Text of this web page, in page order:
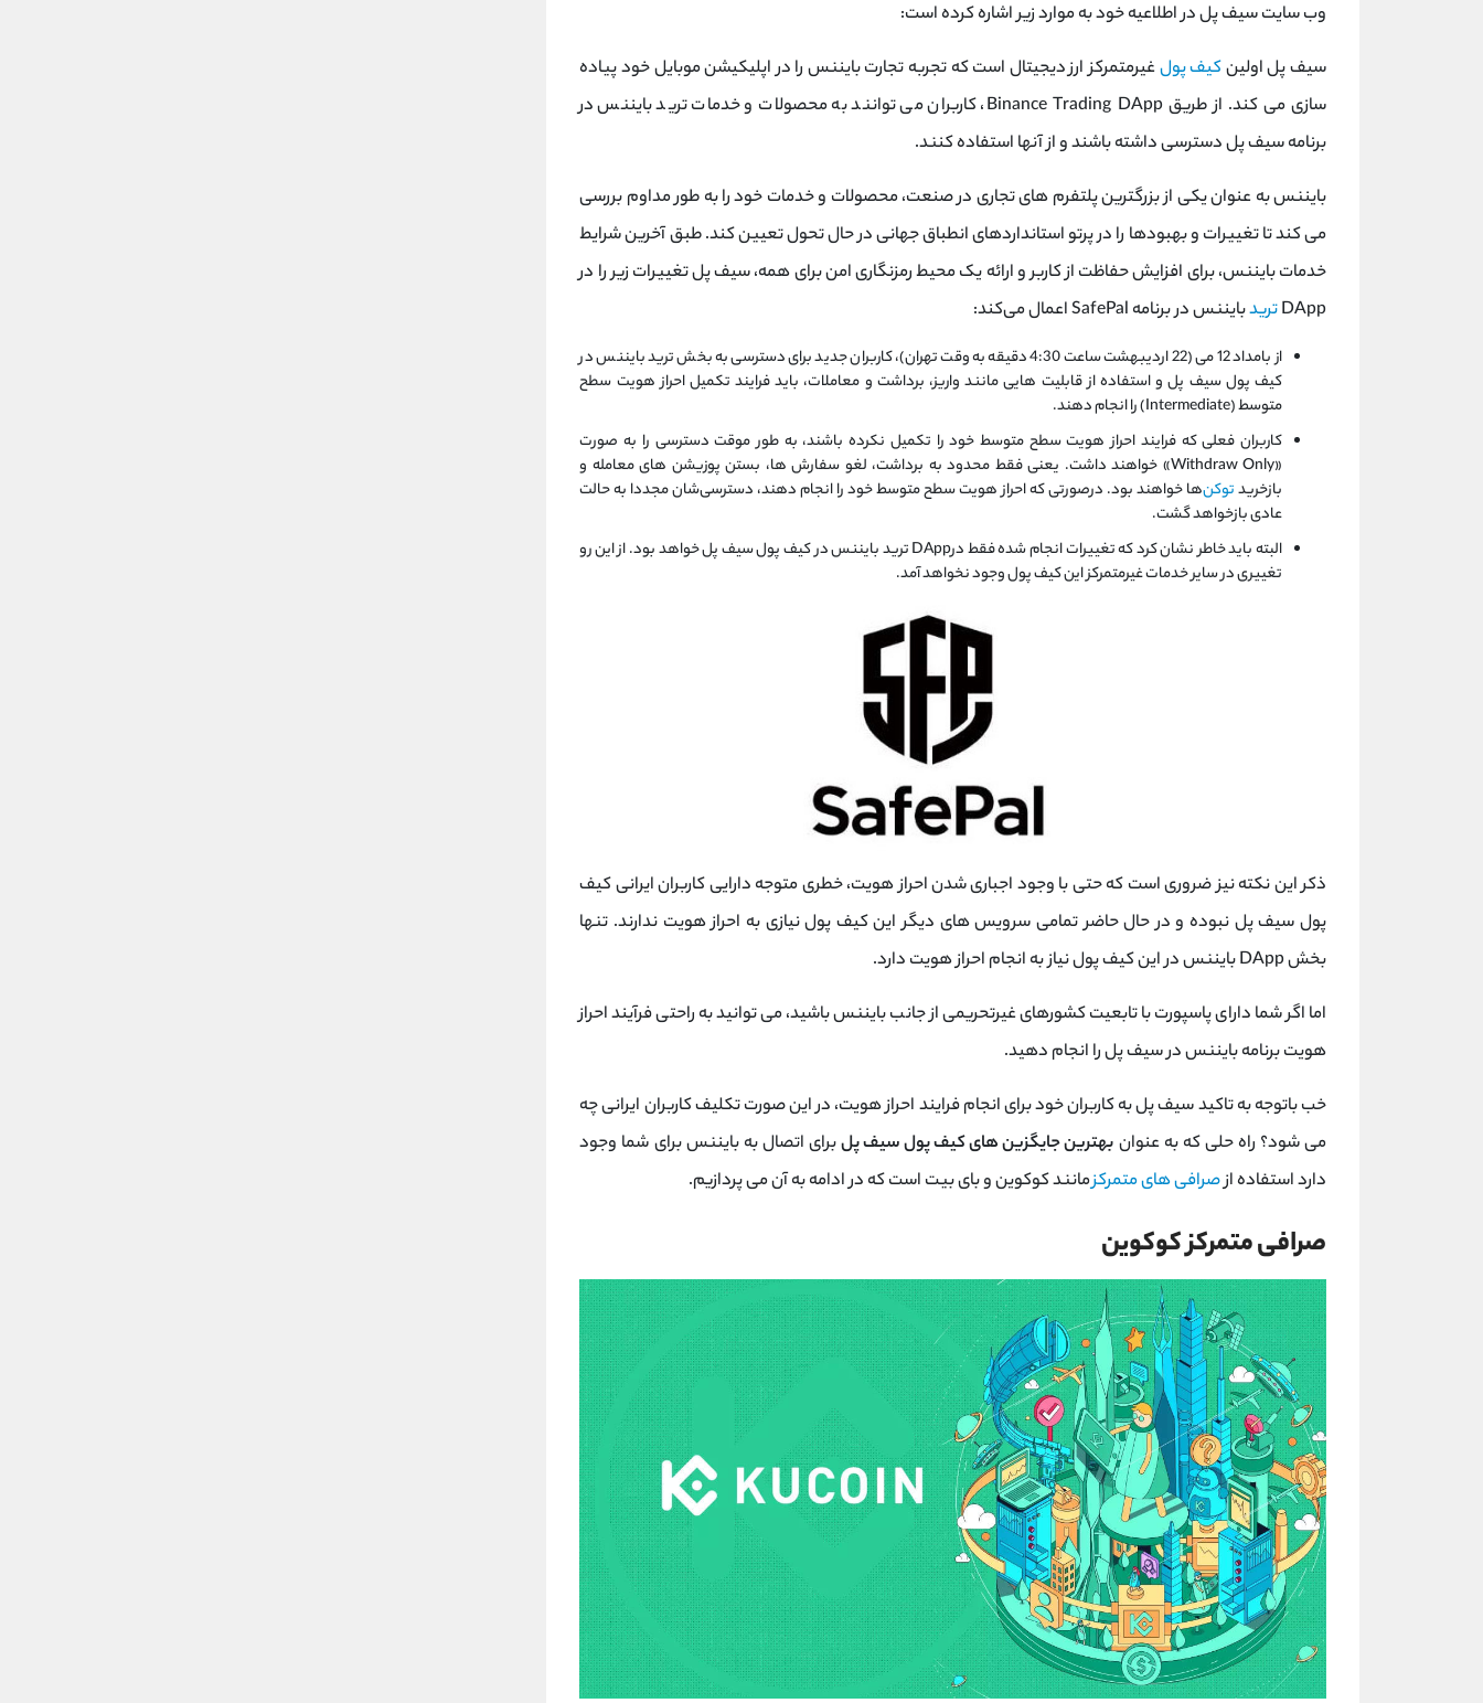
وب سایت سیف پل در اطلاعیه خود به موارد زیر اشاره کرده است:
سیف پل اولینکیف پولغیرمتمرکز ارز دیجیتال است که تجربه تجارت بایننس را در اپلیکیشن موبایل خود پیاده
سازی می کند. از طریق Binance Trading DApp، کاربران می توانند به محصولات و خدمات ترید بایننس در
برنامه سیف پل دسترسی داشته باشند و از آنها استفاده کنند.
بایننس به عنوان یکی از بزرگترین پلتفرم های تجاری در صنعت، محصولات و خدمات خود را به طور مداوم بررسی
می کند تا تغییرات و بهبودها را در پرتو استانداردهای انطباق جهانی در حال تحول تعیین کند. طبق آخرین شرایط
خدمات بایننس، برای افزایش حفاظت از کاربر و ارائه یک محیط رمزنگاری امن برای همه، سیف پل تغییرات زیر را در
DAppتریدبایننس در برنامه SafePal اعمال می‌کند:
از بامداد 12 می (22 اردیبهشت ساعت 4:30 دقیقه به وقت تهران)، کاربران جدید برای دسترسی به بخش ترید بایننس در
کیف پول سیف پل و استفاده از قابلیت هایی مانند واریز، برداشت و معاملات، باید فرایند تکمیل احراز هویت سطح
متوسط (Intermediate) را انجام دهند.
کاربران فعلی که فرایند احراز هویت سطح متوسط خود را تکمیل نکرده باشند، به طور موقت دسترسی را به صورت
«Withdraw Only» خواهند داشت. یعنی فقط محدود به برداشت، لغو سفارش ‌ها، بستن پوزیشن های معامله و
بازخریدتوکن‌ها خواهند بود. درصورتی که احراز هویت سطح متوسط خود را انجام دهند، دسترسی‌شان مجددا به حالت
عادی بازخواهد گشت.
البته باید خاطر نشان کرد که تغییرات انجام شده فقط درDApp ترید بایننس در کیف پول سیف پل خواهد بود. از این رو
تغییری در سایر خدمات غیرمتمرکز این کیف پول ‌وجود نخواهد آمد.
ذکر این نکته نیز ضروری است که حتی با وجود اجباری شدن احراز هویت، خطری متوجه دارایی کاربران ایرانی کیف
پول سیف پل نبوده و در حال حاضر تمامی سرویس‌ های دیگر این کیف پول نیازی به احراز هویت ندارند. تنها
بخش DApp بایننس در این کیف پول نیاز به انجام احراز هویت دارد.
اما اگر شما دارای پاسپورت با تابعیت کشورهای غیرتحریمی از جانب بایننس باشید، می توانید به راحتی فرآیند احراز
هویت برنامه بایننس در سیف پل را انجام دهید.
خب باتوجه به تاکید سیف پل به کاربران خود برای انجام فرایند احراز هویت، در این صورت تکلیف کاربران ایرانی چه
می شود؟ راه حلی که به عنوان بهترین جایگزین های کیف پول سیف پلبرای اتصال به بایننس برای شما وجود
دارد استفاده ازصرافی های متمرکزمانند کوکوین و بای بیت است که در ادامه به آن می پردازیم.
صرافی متمرکز کوکوین